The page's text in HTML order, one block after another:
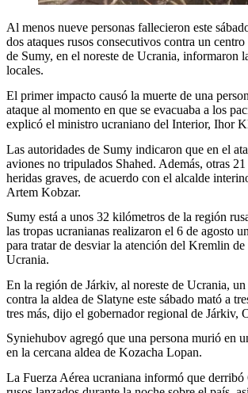
Al menos nueve personas fallecieron este
dos ataques rusos consecutivos contra un
de Sumy, en el noreste de Ucrania, informaron
locales.
El primer impacto causó la muerte de una
ataque al momento en que se evacuaba a los
explicó el ministro ucraniano del Interior, Ihor
Las autoridades de Sumy indicaron que en el
aviones no tripulados Shahed. Además, otras
heridas graves, de acuerdo con el alcalde
Artem Kobzar.
Sumy está a unos 32 kilómetros de la región
las tropas ucranianas realizaron el 6 de agosto
para tratar de desviar la atención del Kremlin
Ucrania.
En la región de Járkiv, al noreste de Ucrania, un
contra la aldea de Slatyne este sábado mató a
tres más, dijo el gobernador regional de Járkiv,
Syniehubov agregó que una persona murió en
en la cercana aldea de Kozacha Lopan.
La Fuerza Aérea ucraniana informó que derribó